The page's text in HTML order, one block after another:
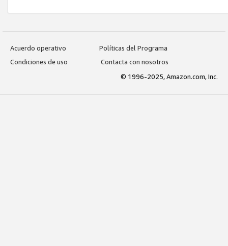
Acuerdo operativo
Políticas del Programa
Condiciones de uso
Contacta con nosotros
© 1996-2025, Amazon.com, Inc.